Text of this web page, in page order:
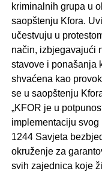
kriminalnih grupa u
saopštenju Kfora.
učestvuju u
način, izbjegavajući
stavove i ponašanja
shvaćena kao
se u saopštenju
„KFOR je u
implementaciju
1244 Savjeta
okruženje za
svih zajednica koje